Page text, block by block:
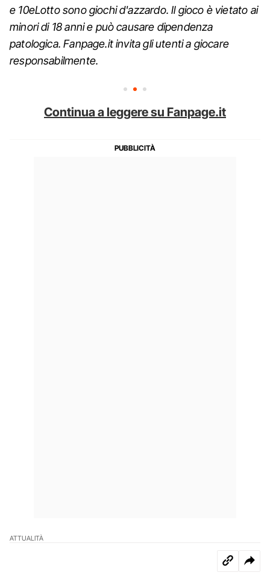
e 10eLotto sono giochi d'azzardo. Il gioco è vietato ai
minori di 18 anni e può causare dipendenza
patologica. Fanpage.it invita gli utenti a giocare
responsabilmente.
Continua a leggere su Fanpage.it
ATTUALITÀ